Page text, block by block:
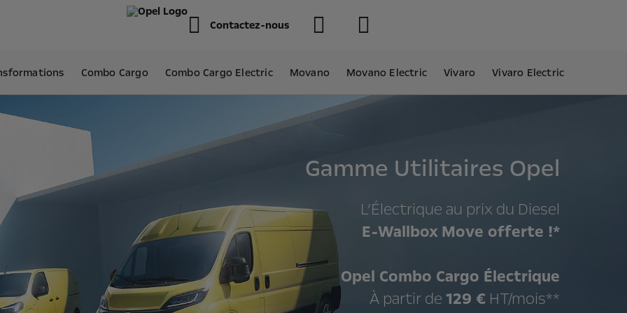
Contactez-nous
Combo Cargo Combo Cargo Electric Movano Movano Electric Vivaro Vivaro Electric
Gamme Utilitaires Opel
​L’Électrique au prix du Diesel
E-Wallbox Move offerte !*
Opel Combo Cargo Électrique
À partir de 129 €HT/mois**